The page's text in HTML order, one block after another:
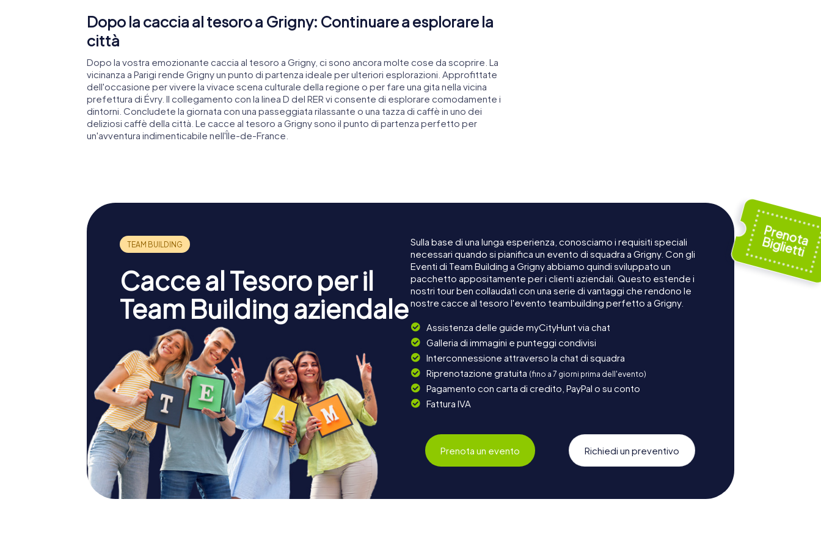
Dopo la caccia al tesoro a Grigny: Continuare a esplorare la
città
Dopo la vostra emozionante caccia al tesoro a Grigny, ci sono ancora molte cose da scoprire. La
vicinanza a Parigi rende Grigny un punto di partenza ideale per ulteriori esplorazioni. Approfittate
dell'occasione per vivere la vivace scena culturale della regione o per fare una gita nella vicina
prefettura di Évry. Il collegamento con la linea D del RER vi consente di esplorare comodamente i
dintorni. Concludete la giornata con una passeggiata rilassante o una tazza di caffè in uno dei
deliziosi caffè della città. Le cacce al tesoro a Grigny sono il punto di partenza perfetto per
un'avventura indimenticabile nell'Île-de-France.
Cacce al Tesoro per il
Team Building aziendale
Sulla base di una lunga esperienza, conosciamo i requisiti speciali
necessari quando si pianifica un evento di squadra a Grigny. Con gli
Eventi di Team Building a Grigny abbiamo quindi sviluppato un
pacchetto appositamente per i clienti aziendali. Questo estende i
nostri tour ben collaudati con una serie di vantaggi che rendono le
nostre cacce al tesoro l'evento teambuilding perfetto a Grigny.
Assistenza delle guide myCityHunt via chat
Galleria di immagini e punteggi condivisi
Interconnessione attraverso la chat di squadra
Riprenotazione gratuita (fino a 7 giorni prima dell'evento)
Pagamento con carta di credito, PayPal o su conto
Fattura IVA
Prenota un evento Richiedi un preventivo